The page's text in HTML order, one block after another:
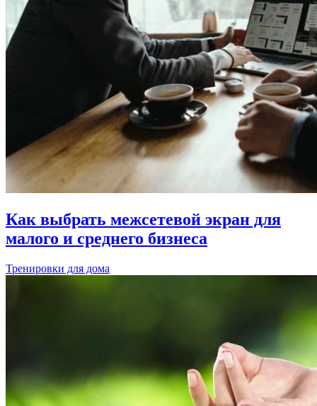
Как выбрать межсетевой экран для
малого и среднего бизнеса
Тренировки для дома